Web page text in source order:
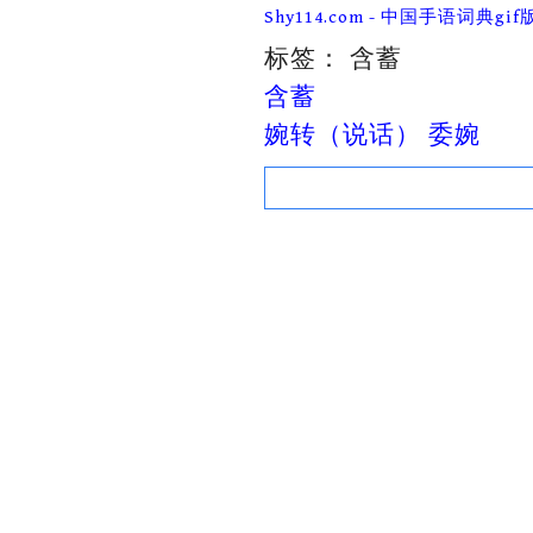
Skip
content
Shy114.com - 中国手语词典gif
标签： 含蓄
含蓄
婉转（说话） 委婉
Search